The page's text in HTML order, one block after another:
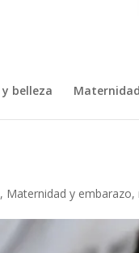
belleza
, Maternidad y embarazo,